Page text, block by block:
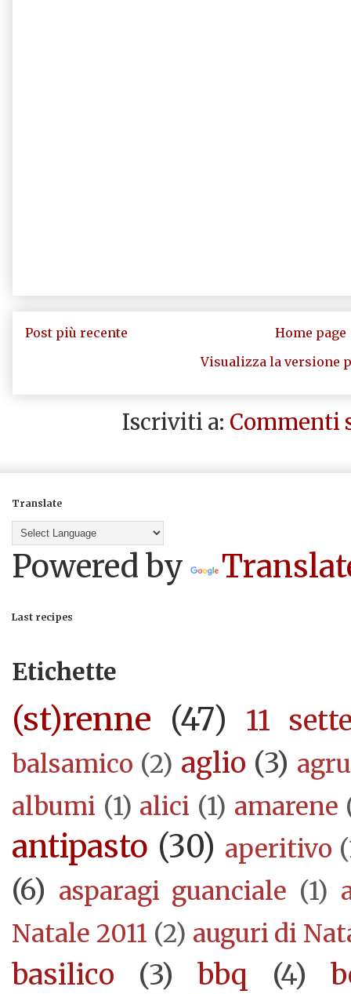
Post più recente
Home page
Visualizza la versione
Iscriviti a: Commenti
Translate
Powered by
Last recipes
Etichette
(st)renne (47) 11
balsamico (2) aglio (3)
albumi (1) alici (1) amarene
antipasto (30) aperitivo
(6) asparagi guanciale (1)
Natale 2011 (2) auguri di
basilico (3) bbq (4)